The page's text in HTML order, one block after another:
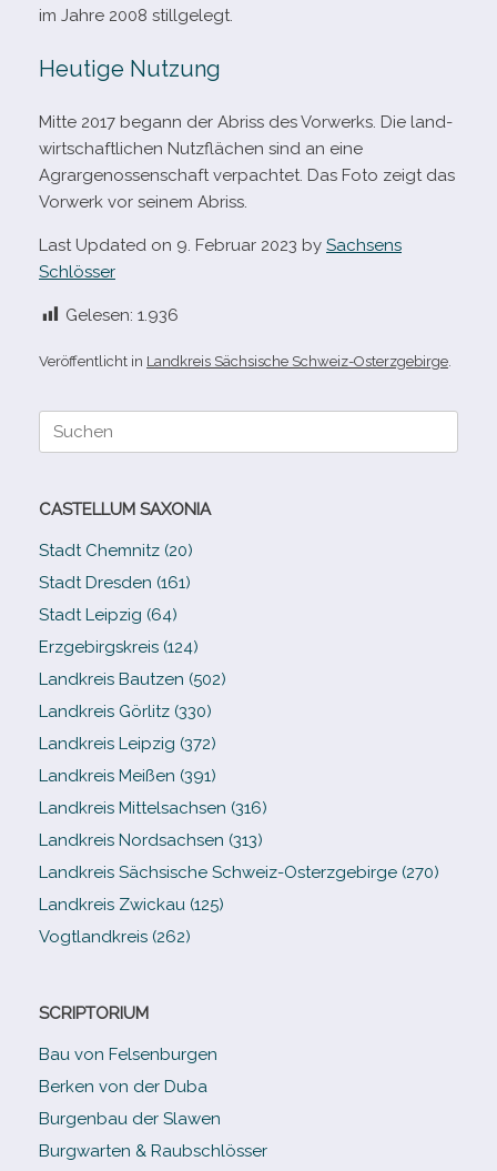
im Jahre 2008 stillgelegt.
Heutige Nutzung
Mitte 2017 begann der Abriss des Vorwerks. Die land­
wirt­schaft­li­chen Nutzflächen sind an eine
Agrargenossenschaft ver­pach­tet. Das Foto zeigt das
Vorwerk vor sei­nem Abriss.
Last Updated on 9. Februar 2023 by Sachsens
Schlösser
Gelesen: 1.936
Veröffentlicht in Landkreis Sächsische Schweiz-Osterzgebirge
Suche
CASTELLUM SAXONIA
Stadt Chemnitz (20)
Stadt Dresden (161)
Stadt Leipzig (64)
Erzgebirgskreis (124)
Landkreis Bautzen (502)
Landkreis Görlitz (330)
Landkreis Leipzig (372)
Landkreis Meißen (391)
Landkreis Mittelsachsen (316)
Landkreis Nordsachsen (313)
Landkreis Sächsische Schweiz-​Osterzgebirge (270)
Landkreis Zwickau (125)
Vogtlandkreis (262)
SCRIPTORIUM
Bau von Felsenburgen
Berken von der Duba
Burgenbau der Slawen
Burgwarten & Raubschlösser